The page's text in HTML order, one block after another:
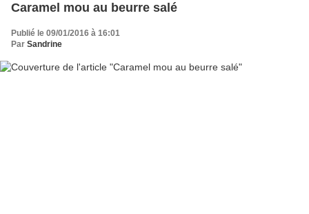
Caramel mou au beurre salé
Publié le 09/01/2016 à 16:01
Par Sandrine